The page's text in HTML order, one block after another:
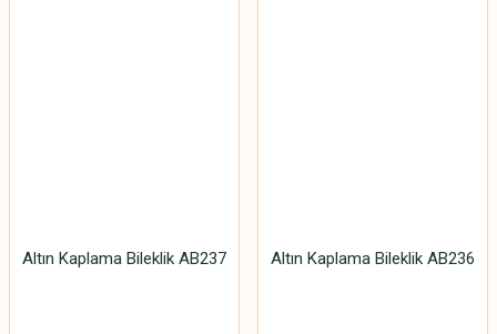
Altın Kaplama Bileklik AB237 Altın Kaplama Bileklik AB236